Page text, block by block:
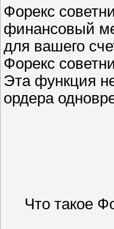
Форекс
финансовый
для вашего
Форекс
Эта функция
ордера
Что такое